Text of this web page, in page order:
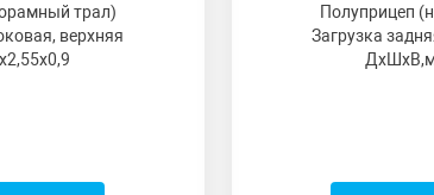
трал)
верхняя
Полуприцеп
Загрузка